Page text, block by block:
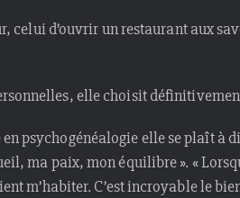
d’ouvrir un restaurant aux
elle choisit
psychogénéalogie elle se plaît à
ma paix, mon équilibre ». «
m’habiter. C’est incroyable le